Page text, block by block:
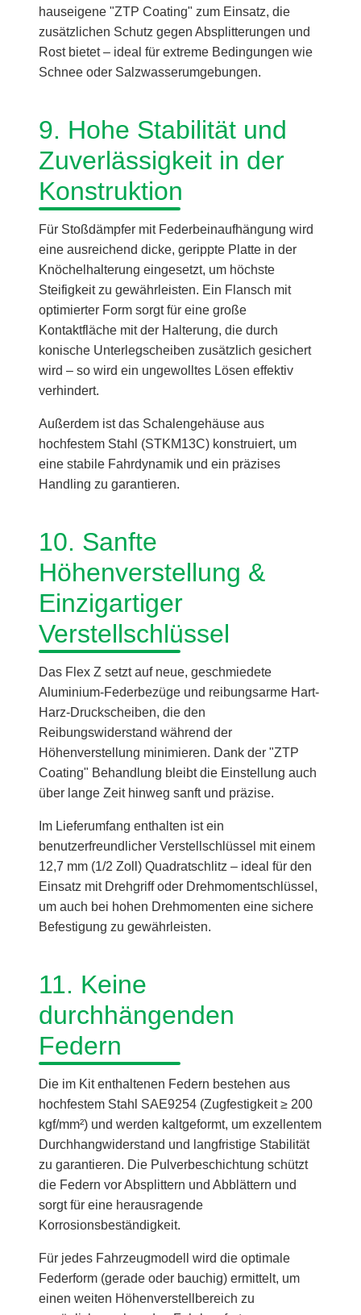
hauseigene "ZTP Coating" zum Einsatz, die
zusätzlichen Schutz gegen Absplitterungen und
Rost bietet – ideal für extreme Bedingungen wie
Schnee oder Salzwasserumgebungen.
9. Hohe Stabilität und
Zuverlässigkeit in der
Konstruktion
Für Stoßdämpfer mit Federbeinaufhängung wird
eine ausreichend dicke, gerippte Platte in der
Knöchelhalterung eingesetzt, um höchste
Steifigkeit zu gewährleisten. Ein Flansch mit
optimierter Form sorgt für eine große
Kontaktfläche mit der Halterung, die durch
konische Unterlegscheiben zusätzlich gesichert
wird – so wird ein ungewolltes Lösen effektiv
verhindert.
Außerdem ist das Schalengehäuse aus
hochfestem Stahl (STKM13C) konstruiert, um
eine stabile Fahrdynamik und ein präzises
Handling zu garantieren.
10. Sanfte
Höhenverstellung &
Einzigartiger
Verstellschlüssel
Das Flex Z setzt auf neue, geschmiedete
Aluminium-Federbezüge und reibungsarme Hart-
Harz-Druckscheiben, die den
Reibungswiderstand während der
Höhenverstellung minimieren. Dank der "ZTP
Coating" Behandlung bleibt die Einstellung auch
über lange Zeit hinweg sanft und präzise.
Im Lieferumfang enthalten ist ein
benutzerfreundlicher Verstellschlüssel mit einem
12,7 mm (1/2 Zoll) Quadratschlitz – ideal für den
Einsatz mit Drehgriff oder Drehmomentschlüssel,
um auch bei hohen Drehmomenten eine sichere
Befestigung zu gewährleisten.
11. Keine
durchhängenden
Federn
Die im Kit enthaltenen Federn bestehen aus
hochfestem Stahl SAE9254 (Zugfestigkeit ≥ 200
kgf/mm²) und werden kaltgeformt, um exzellentem
Durchhangwiderstand und langfristige Stabilität
zu garantieren. Die Pulverbeschichtung schützt
die Federn vor Absplittern und Abblättern und
sorgt für eine herausragende
Korrosionsbeständigkeit.
Für jedes Fahrzeugmodell wird die optimale
Federform (gerade oder bauchig) ermittelt, um
einen weiten Höhenverstellbereich zu